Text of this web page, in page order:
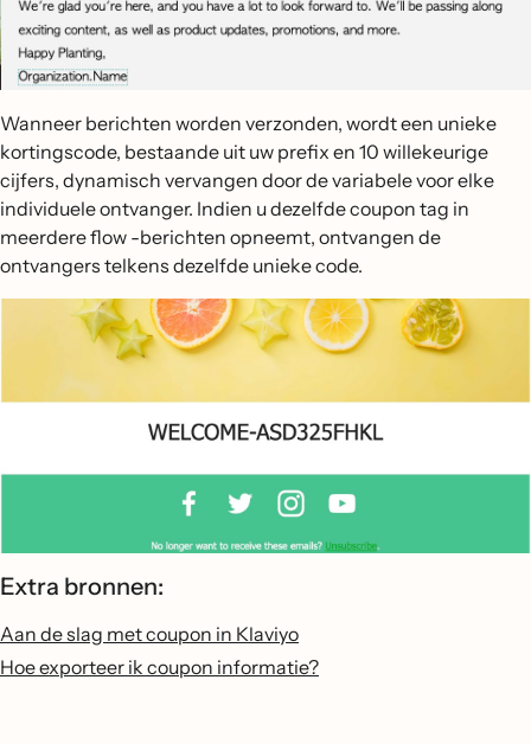
Wanneer berichten worden verzonden, wordt een unieke
kortingscode, bestaande uit uw prefix en 10 willekeurige
cijfers, dynamisch vervangen door de variabele voor elke
individuele ontvanger. Indien u dezelfde coupon tag in
meerdere flow -berichten opneemt, ontvangen de
ontvangers telkens dezelfde unieke code.
Extra bronnen:
Aan de slag met coupon in Klaviyo
Hoe exporteer ik coupon informatie?